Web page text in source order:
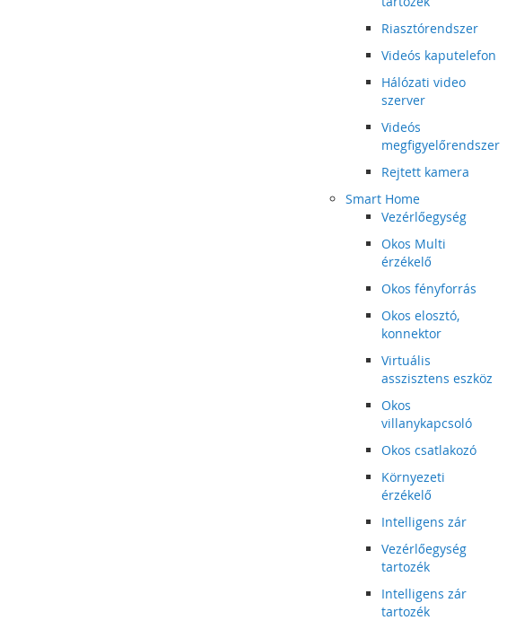
Riasztórendszer
Videós kaputelefon
Hálózati video
szerver
Videós
megfigyelőrendszer
Rejtett kamera
Smart Home
Vezérlőegység
Okos Multi
érzékelő
Okos fényforrás
Okos elosztó,
konnektor
Virtuális
asszisztens eszköz
Okos
villanykapcsoló
Okos csatlakozó
Környezeti
érzékelő
Intelligens zár
Vezérlőegység
tartozék
Intelligens zár
tartozék